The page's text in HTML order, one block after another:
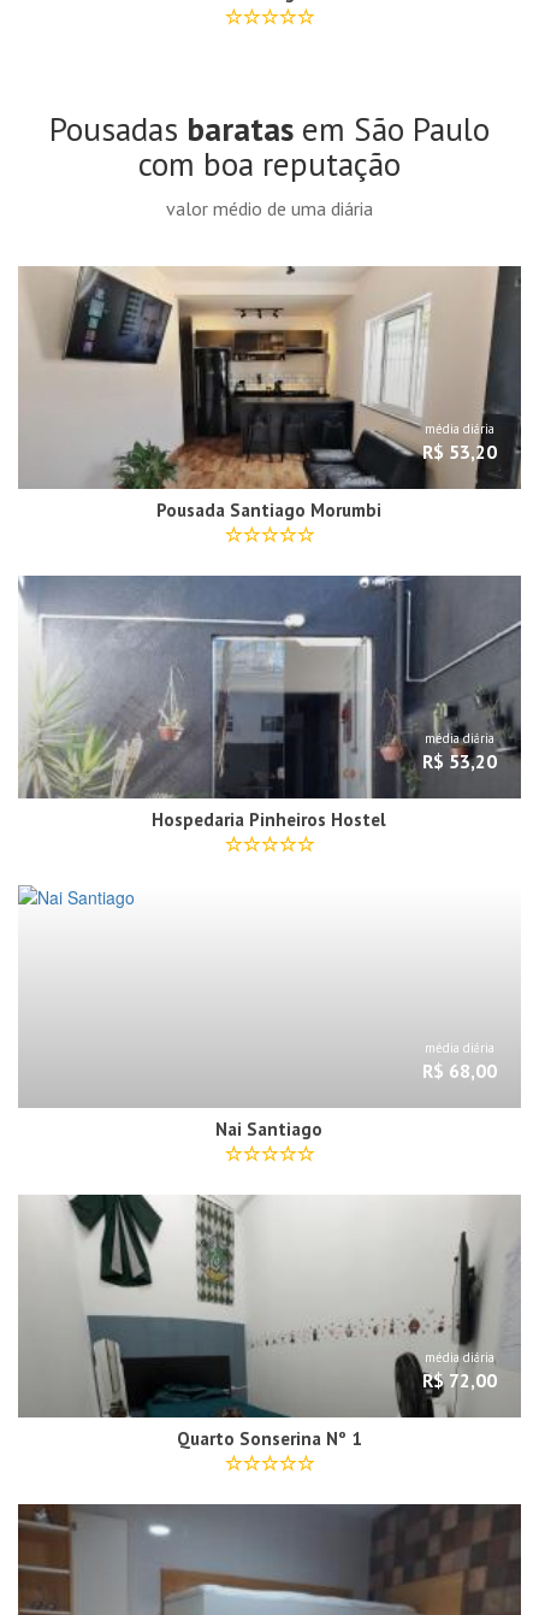
Pousadas baratas em São Paulo
com boa reputação
valor médio de uma diária
média diária
R$ 53,20
Pousada Santiago Morumbi
média diária
R$ 53,20
Hospedaria Pinheiros Hostel
média diária
R$ 68,00
Nai Santiago
média diária
R$ 72,00
Quarto Sonserina Nº 1